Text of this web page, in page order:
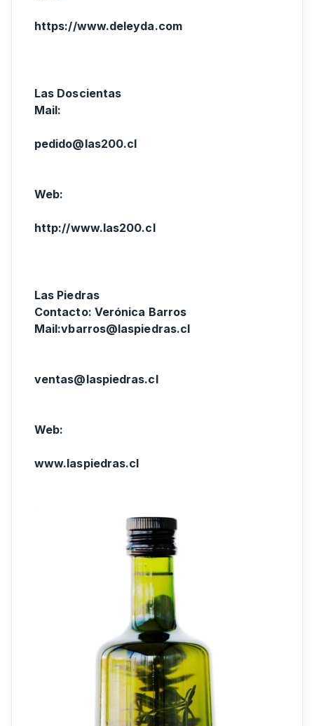
https://www.deleyda.com
Las Doscientas
Mail:
pedido@las200.cl
Web:
http://www.las200.cl
Las Piedras
Contacto: Verónica Barros
Mail:vbarros@laspiedras.cl
ventas@laspiedras.cl
Web:
www.laspiedras.cl